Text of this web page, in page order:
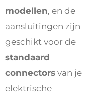
modellen, en de
aansluitingen zijn
geschikt voor de
standaard
connectorsvan je
elektrische